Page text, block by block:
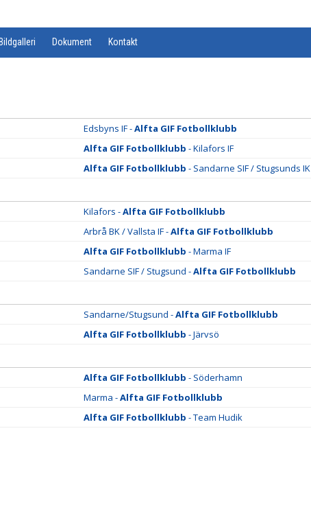
Bildgalleri Dokument Kontakt
Edsbyns IF -Alfta GIF Fotbollklubb
Alfta GIF Fotbollklubb - Kilafors IF
Alfta GIF Fotbollklubb - Sandarne SIF / Stugsunds IK
Kilafors -Alfta GIF Fotbollklubb
Arbrå BK / Vallsta IF -Alfta GIF Fotbollklubb
Alfta GIF Fotbollklubb - Marma IF
Sandarne SIF / Stugsund -Alfta GIF Fotbollklubb
Sandarne/Stugsund -Alfta GIF Fotbollklubb
Alfta GIF Fotbollklubb - Järvsö
Alfta GIF Fotbollklubb - Söderhamn
Marma -Alfta GIF Fotbollklubb
Alfta GIF Fotbollklubb - Team Hudik